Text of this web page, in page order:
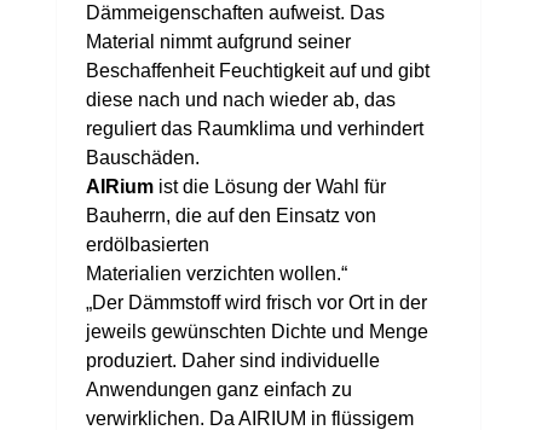
Dämmeigenschaften aufweist. Das
Material nimmt aufgrund seiner
Beschaffenheit Feuchtigkeit auf und gibt
diese nach und nach wieder ab, das
reguliert das Raumklima und verhindert
Bauschäden.
AIRiumist die Lösung der Wahl für
Bauherrn, die auf den Einsatz von
erdölbasierten
Materialien verzichten wollen.“
„Der Dämmstoff wird frisch vor Ort in der
jeweils gewünschten Dichte und Menge
produziert. Daher sind individuelle
Anwendungen ganz einfach zu
verwirklichen. Da AIRIUM in flüssigem